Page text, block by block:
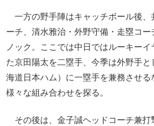
一方の野手陣はキャッチボール後、
ーチ、清水雅治・外野守備・走塁コ
ノック。ここでは中日ではルーキー
た京田陽太を二塁手、今季は外野手
海道日本ハム）に一塁手を兼務させ
様々な組み合わせを探る。
その後は、金子誠ヘッドコーチ兼打